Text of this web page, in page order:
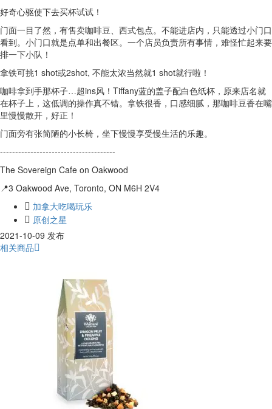
好奇心驱使下去买杯试试！
门面一目了然，有售卖咖啡豆、西式包点。不能进店内，只能透过小门口
看到。小门口就是点单和出餐区。一个店员负责所有事情，难怪忙起来要
排一下小队！
拿铁可挑1 shot或2shot, 不能太浓当然就1 shot就行啦！
咖啡拿到手那杯子…超ins风！Tiffany蓝的盖子配白色纸杯，原来店名就
在杯子上，这低调的操作真不错。拿铁很香，口感细腻，那咖啡豆香在嘴
里慢慢散开，好正！
门面旁有张简陋的小长椅，坐下慢慢享受慢生活的乐趣。
--------------------------------------
The Sovereign Cafe on Oakwood
📍3 Oakwood Ave, Toronto, ON M6H 2V4
加拿大吃喝玩乐
原创之星
2021-10-09 发布
相关商品